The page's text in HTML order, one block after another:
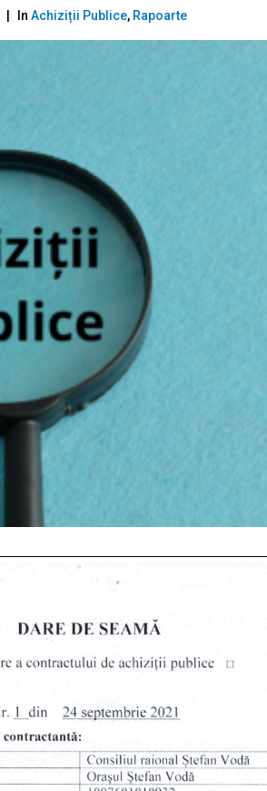
In Achiziții Publice, Rapoarte